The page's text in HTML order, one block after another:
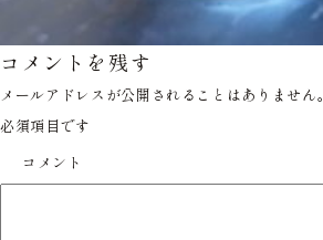
コメントを残す
メールアドレスが公開されることはありません。
必須項目です
コメント